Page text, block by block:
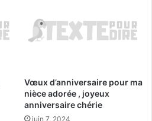
Vœux d’anniversaire pour ma
nièce adorée , joyeux
anniversaire chérie
juin 7, 2024